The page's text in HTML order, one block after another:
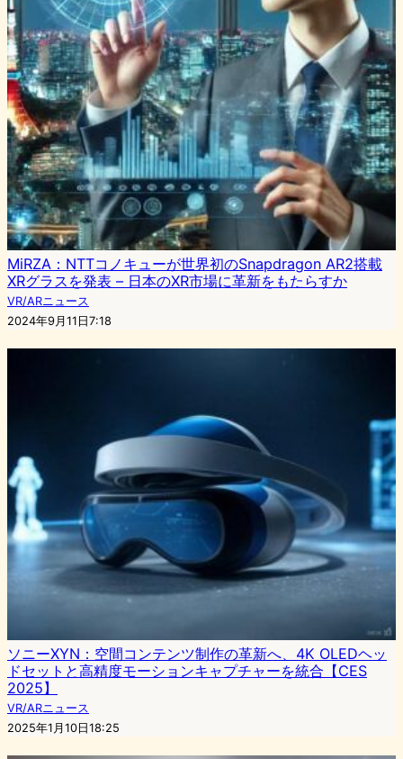
MiRZA：NTTコノキューが世界初のSnapdragon AR2搭載
XRグラスを発表 – 日本のXR市場に革新をもたらすか
VR/ARニュース
2024年9月11日7:18
ソニーXYN：空間コンテンツ制作の革新へ、4K OLEDヘッ
ドセットと高精度モーションキャプチャーを統合【CES
2025】
VR/ARニュース
2025年1月10日18:25